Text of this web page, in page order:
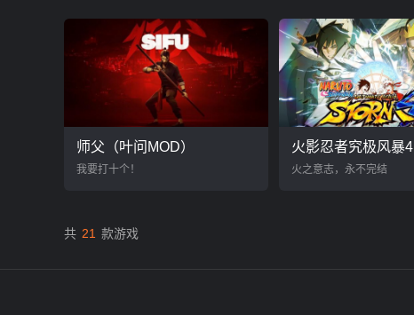
师父（叶问MOD）
我要打十个！
火影忍者究极风暴4
火之意志，永不完结
共 21 款游戏